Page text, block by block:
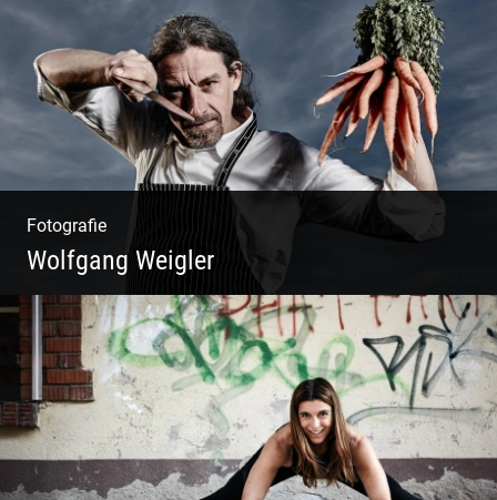
Fotografie
Wolfgang Weigler
W.U.F.O. Food Orbiter | Event Gastronomie |
Catering Service | Essen & Trinken